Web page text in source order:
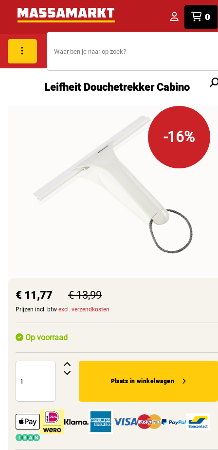
0
Leifheit Douchetrekker Cabino
-16%
€ 11,77 € 13,99
Prijzen incl. btw excl. verzendkosten
Op voorraad
Plaats in winkelwagen